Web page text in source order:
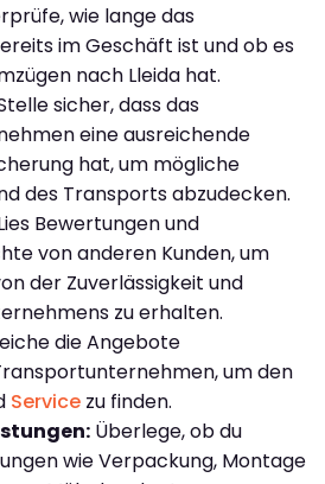
wie lange das
im Geschäft ist und ob es
nach Lleida hat.
sicher, dass das
eine ausreichende
hat, um mögliche
des Transports abzudecken.
Bewertungen und
von anderen Kunden, um
der Zuverlässigkeit und
zu erhalten.
die Angebote
um den
Service zu finden.
Überlege, ob du
wie Verpackung, Montage